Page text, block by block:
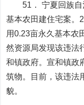
51． 宁夏回族自
基本农田建住宅案。
用0.23亩永久基本农
然资源局发现该违法
和镇政府。宣和镇政
筑物。目前，该违法
貌。